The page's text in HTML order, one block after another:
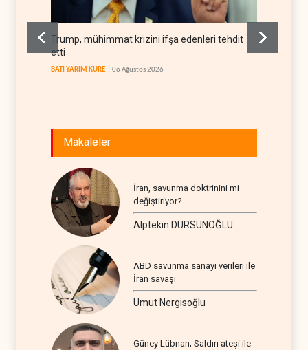
Trump, mühimmat krizini ifşa edenleri tehdit
etti
BATI YARIM KÜRE 06 Ağustos 2026
Makaleler
İran, savunma doktrinini mi
değiştiriyor?
Alptekin DURSUNOĞLU
ABD savunma sanayi verileri ile
İran savaşı
Umut Nergisoğlu
Güney Lübnan; Saldırı ateşi ile